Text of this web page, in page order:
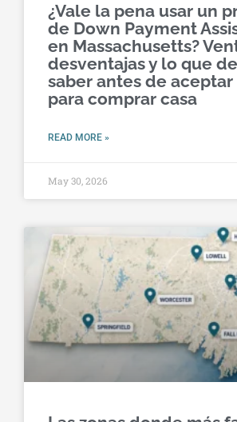
¿Vale la pena usar un
de Down Payment
en Massachusetts?
desventajas y lo que
saber antes de
para comprar casa
READ MORE »
May 30, 2026